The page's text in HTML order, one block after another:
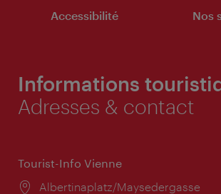
Accessibilité Nos
Informations
Adresses & contact
Tourist-Info Vienne
Lieu:
Albertinaplatz/Maysedergasse